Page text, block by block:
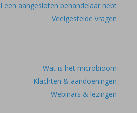
een aangesloten behandelaar hebt
Veelgestelde vragen
Wat is het microbioom
Klachten & aandoeningen
Webinars & lezingen